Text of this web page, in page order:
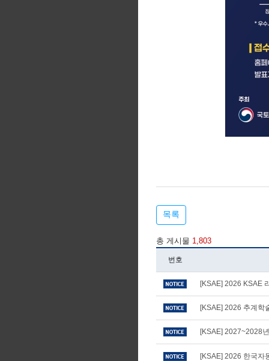
목록
총 게시물 1,803
번호
[KSAE] 2026 KSAE
[KSAE] 2026 추계학
[KSAE] 2027~2028
[KSAE] 2026 한국자